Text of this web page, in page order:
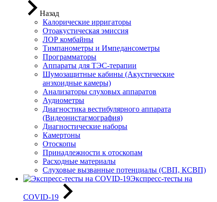
Назад
Калорические ирригаторы
Отоакустическая эмиссия
ЛОР комбайны
Тимпанометры и Импедансометры
Программаторы
Аппараты для ТЭС-терапии
Шумозащитные кабины (Акустические
анэхоидные камеры)
Анализаторы слуховых аппаратов
Аудиометры
Диагностика вестибулярного аппарата
(Видеонистагмография)
Диагностические наборы
Камертоны
Отоскопы
Принадлежности к отоскопам
Расходные материалы
Слуховые вызванные потенциалы (СВП, КСВП)
Экспресс-тесты на
COVID-19